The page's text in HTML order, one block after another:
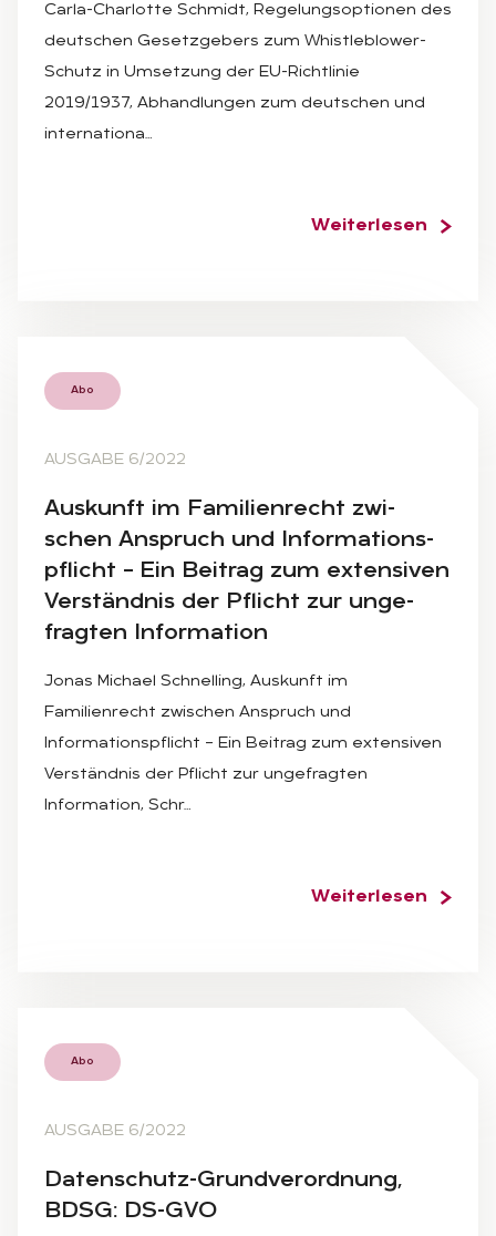
Carla-Charlotte Schmidt, Regelungsoptionen des
deutschen Gesetzgebers zum Whistleblower-
Schutz in Umsetzung der EU-Richtlinie
2019/1937, Abhandlungen zum deutschen und
internationa…
Weiterlesen
Abo
AUSGABE 6/2022
Aus­kunft im Fa­mi­li­en­recht zwi­
schen An­spruch und In­for­ma­ti­ons­
pflicht – Ein Bei­trag zum ex­ten­si­ven
Ver­ständ­nis der Pflicht zur un­ge­
frag­ten In­for­ma­ti­on
Jonas Michael Schnelling, Auskunft im
Familienrecht zwischen Anspruch und
Informationspflicht – Ein Beitrag zum extensiven
Verständnis der Pflicht zur ungefragten
Information, Schr…
Weiterlesen
Abo
AUSGABE 6/2022
Da­ten­schutz-Grund­ver­ord­nung,
BDSG: DS-GVO